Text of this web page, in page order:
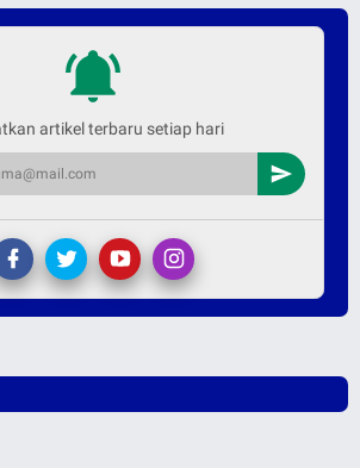
artikel terbaru setiap hari